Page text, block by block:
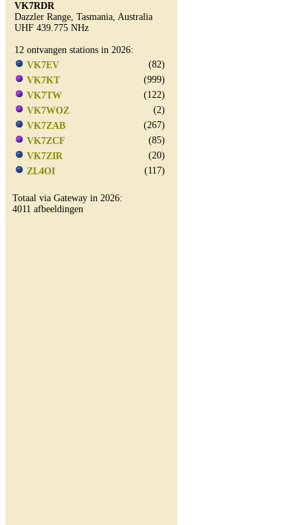
VK7RDR
Dazzler Range, Tasmania, Australia
UHF 439.775 NHz
12 ontvangen stations in 2026:
VK7EV
(82)
VK7KT
(999)
VK7TW
(122)
VK7WOZ
(2)
VK7ZAB
(267)
VK7ZCF
(85)
VK7ZIR
(20)
ZL4OI
(117)
Totaal via Gateway in 2026:
4011 afbeeldingen